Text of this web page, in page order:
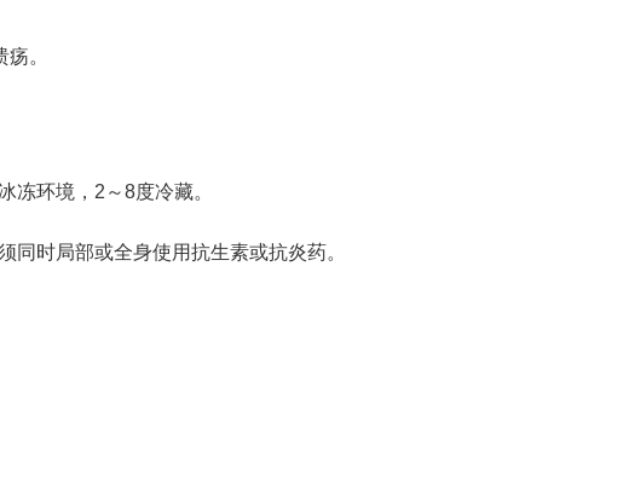
。
冻环境，2～8度冷藏。
同时局部或全身使用抗生素或抗炎药。